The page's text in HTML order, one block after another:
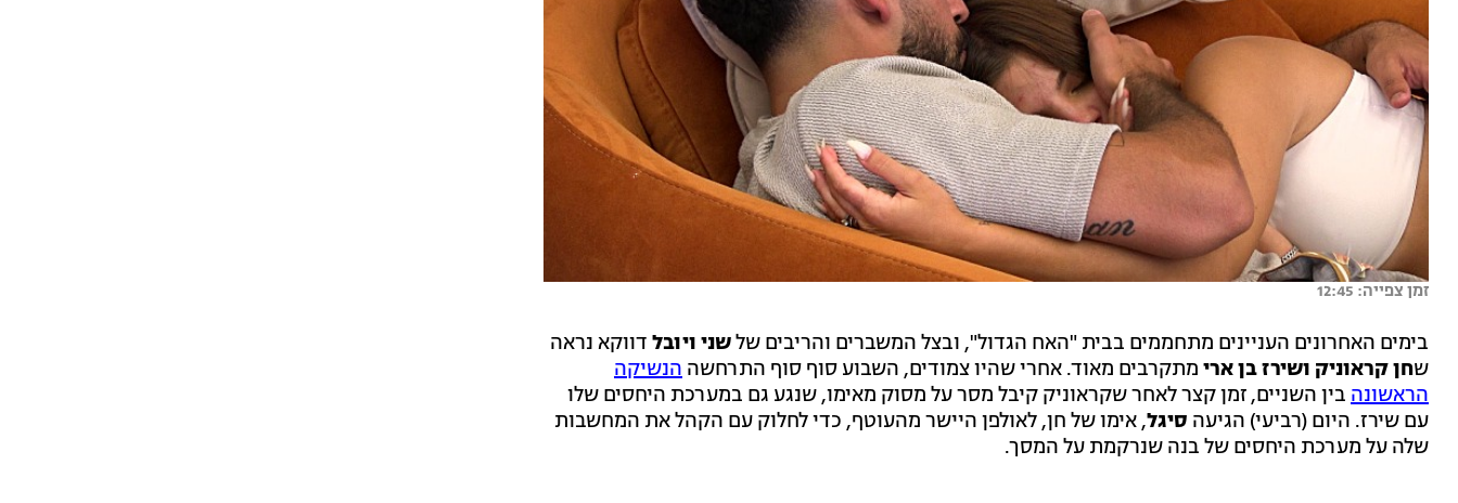
זמן צפייה: 12:45
בימים האחרונים העניינים מתחממים בבית "האח הגדול", ובצל המשברים והריבים שלשני ויובל דווקא נראה
שחן קראוניק ושירז בן ארי מתקרבים מאוד. אחרי שהיו צמודים, השבוע סוף סוף התרחשה הנשיקה
הראשונה בין השניים, זמן קצר לאחר שקראוניק קיבל מסר על מסוק מאימו, שנגע גם במערכת היחסים שלו
עם שירז. היום (רביעי) הגיעה סיגל, אימו של חן, לאולפן היישר מהעוטף, כדי לחלוק עם הקהל את המחשבות
שלה על מערכת היחסים של בנה שנרקמת על המסך.